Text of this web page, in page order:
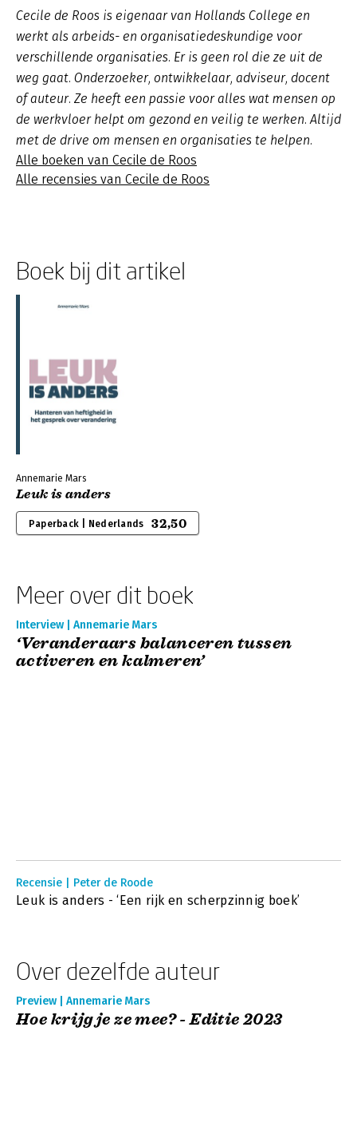
Cecile de Roos is eigenaar van Hollands College en
werkt als arbeids- en organisatiedeskundige voor
verschillende organisaties. Er is geen rol die ze uit de
weg gaat. Onderzoeker, ontwikkelaar, adviseur, docent
of auteur. Ze heeft een passie voor alles wat mensen op
de werkvloer helpt om gezond en veilig te werken. Altijd
met de drive om mensen en organisaties te helpen.
Alle boeken van Cecile de Roos
Alle recensies van Cecile de Roos
Boek bij dit artikel
Annemarie Mars
Leuk is anders
Paperback | Nederlands 32,50
Meer over dit boek
Interview | Annemarie Mars
‘Veranderaars balanceren tussen
activeren en kalmeren’
Recensie | Peter de Roode
Leuk is anders - ‘Een rijk en scherpzinnig boek’
Over dezelfde auteur
Preview | Annemarie Mars
Hoe krijg je ze mee? - Editie 2023